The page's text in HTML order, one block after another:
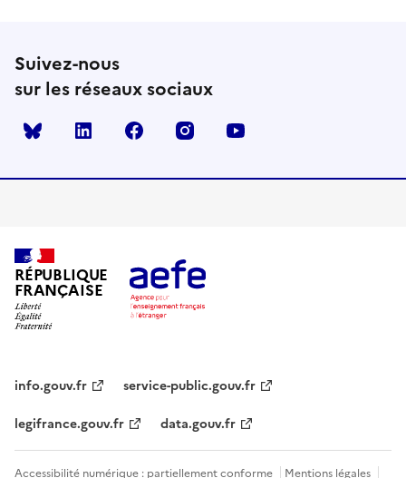
Suivez-nous
sur les réseaux sociaux
Bluesky linkedin facebook instagram
RÉPUBLIQUE
FRANÇAISE
info.gouv.fr
service-public.gouv.fr
legifrance.gouv.fr
data.gouv.fr
Accessibilité numérique : partiellement conforme Mentions légales